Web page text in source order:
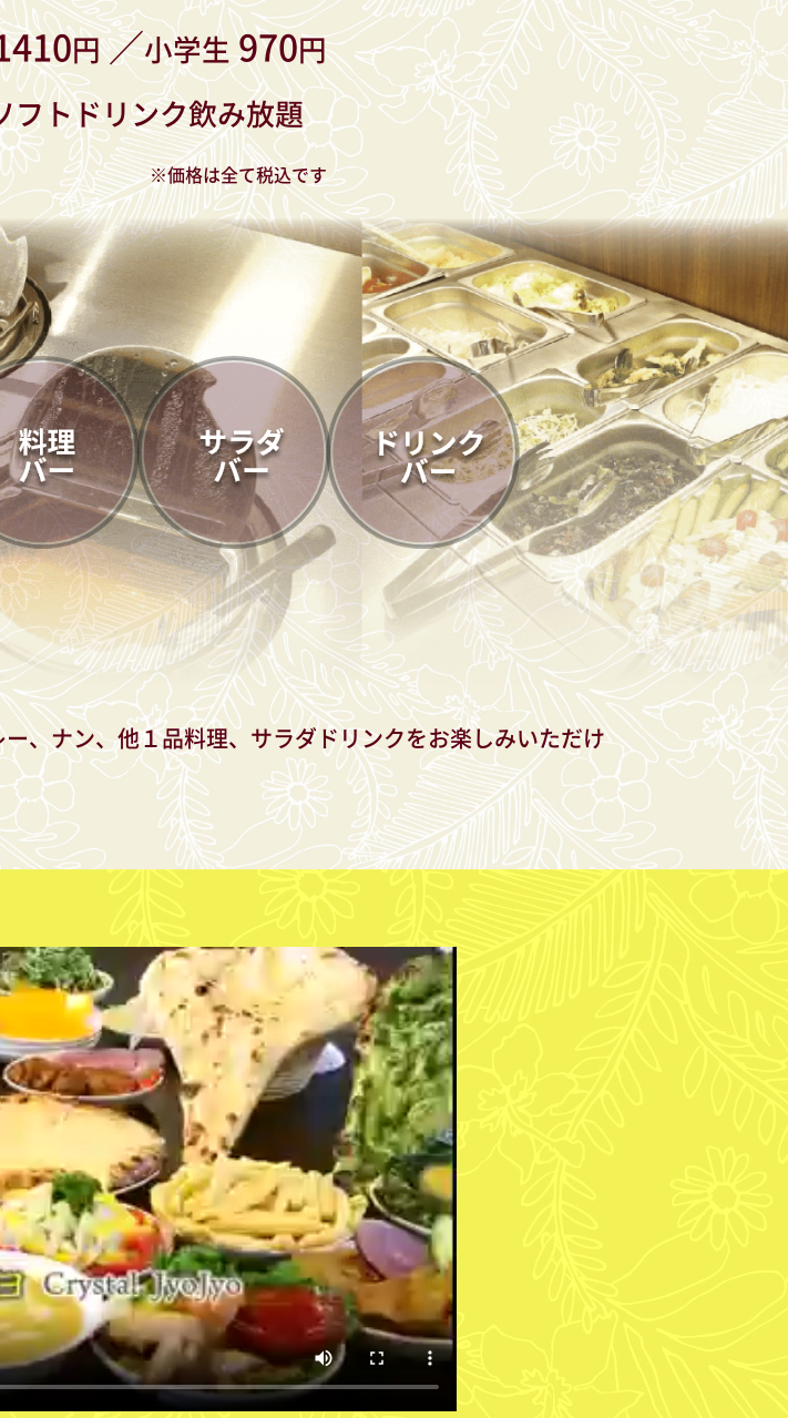
円 小学生 970円
フトドリンク飲み放題
※価格は全て税込です
、ナン、他１品料理、サラダドリンクをお楽しみいただけ